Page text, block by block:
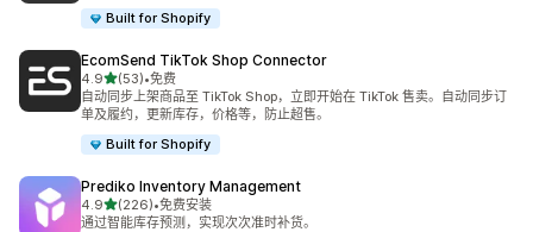
Built for Shopify
EcomSend TikTok Shop Connector
4.9星（满分 5 星）
(53)
总共 53 条评论
•免费
自动同步上架商品至 TikTok Shop，立即开始在 TikTok 售卖。自动同步订
单及履约，更新库存，价格等，防止超售。
Built for Shopify
Prediko Inventory Management
4.9星（满分 5 星）
(226)
总共 226 条评论
•免费安装
通过智能库存预测，实现次次准时补货。